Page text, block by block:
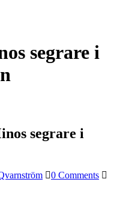
segrare i
segrare i
0 Comments